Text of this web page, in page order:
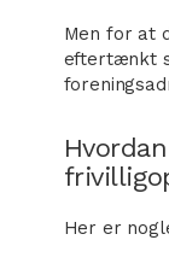
Men for at
eftertænkt
Her er